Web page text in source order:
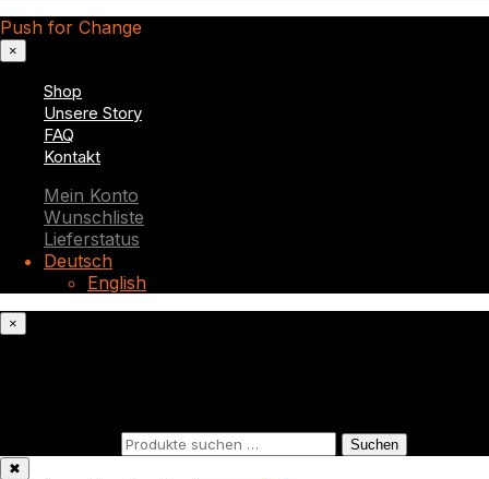
Push for Change
×
Shop
Unsere Story
FAQ
Kontakt
Mein Konto
Wunschliste
Lieferstatus
Deutsch
English
×
Suchen
✖